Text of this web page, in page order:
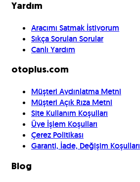
Yardım
Aracımı Satmak İstiyorum
Sıkça Sorulan Sorular
Canlı Yardım
otoplus.com
Müşteri Aydınlatma Metni
Müşteri Açık Rıza Metni
Site Kullanım Koşulları
Üye İşlem Koşulları
Çerez Politikası
Garanti, İade, Değişim Koşulları
Blog